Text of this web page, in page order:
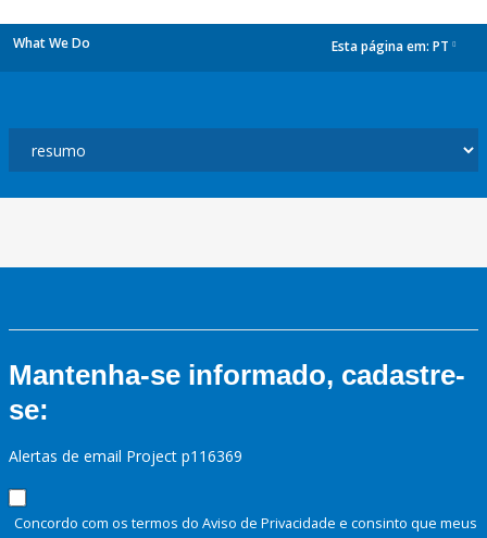
What We Do Esta página em: PT
Mantenha-se informado, cadastre-
se:
Alertas de email Project p116369
Concordo com os termos do Aviso de Privacidade e consinto que meus